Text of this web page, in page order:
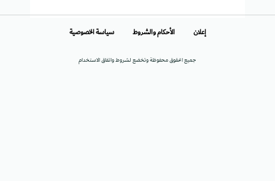
جميع الحقوق محفوظة وتخضع لشروط واتفاق الاستخدام
إعلان الأحكام والشروط سياسة الخصوصية